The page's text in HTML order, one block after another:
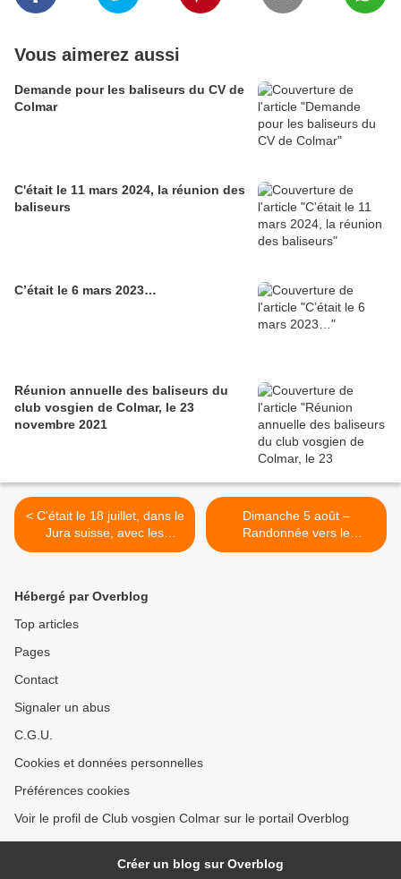
Vous aimerez aussi
Demande pour les baliseurs du CV de
Colmar
C'était le 11 mars 2024, la réunion des
baliseurs
C’était le 6 mars 2023…
Réunion annuelle des baliseurs du
club vosgien de Colmar, le 23
novembre 2021
< C'était le 18 juillet, dans le
Jura suisse, avec les
seniors
Dimanche 5 août –
Randonnée vers le
Kastelberg et la crête >
Hébergé par Overblog
Top articles
Pages
Contact
Signaler un abus
C.G.U.
Cookies et données personnelles
Préférences cookies
Voir le profil de Club vosgien Colmar sur le portail Overblog
Créer un blog sur Overblog